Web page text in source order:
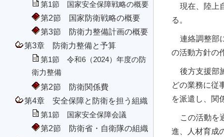
第1節 国家安全保障戦略の概要
第2節 国家防衛戦略の概要
第3節 防衛力整備計画の概要
第3章 防衛力整備と予算
第1節 令和6（2024）年度の防
衛力整備
第2節 防衛関係費
第4章 安全保障と防衛を担う組織
第1節 国家安全保障会議
第2節 防衛省・自衛隊の組織
現在、陸上
る。
連絡調整部
の活動方針の
後方支援部
どの業務に従
を派遣し、関
この活動を
進、人材育成